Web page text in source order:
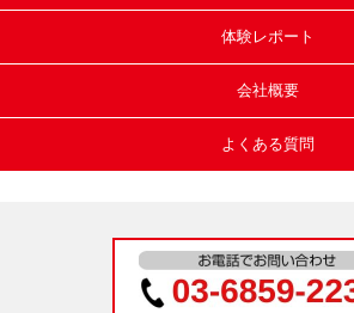
体験レポート
会社概要
よくある質問